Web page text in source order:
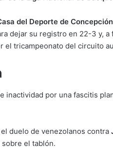
del Deporte de Concepción
dejar su registro en 22-3 y,
el tricampeonato del circuito
inactividad por una fascitis
duelo de venezolanos contra
el tablón.